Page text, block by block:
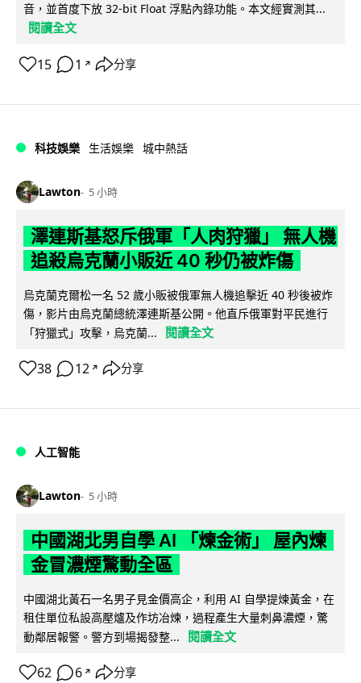
音，並首度下放 32-bit Float 浮點內錄功能。本文經實測其...
閱讀全文
15 1 ↗ 分享
科技娛樂 生活娛樂 城中熱話
Lawton 5 小時
澤連斯基怒斥俄軍「人肉狩獵」 無人機
追殺烏克蘭小販近 40 秒仍被炸傷
烏克蘭克爾松一名 52 歲小販被俄軍無人機追擊近 40 秒後被炸
傷，影片由烏克蘭總統澤連斯基公開。他直斥俄軍對平民進行
「狩獵式」攻擊，烏克蘭...
閱讀全文
38 12 ↗ 分享
人工智能
Lawton 5 小時
中國湖北男自學 AI 「煉金術」 屋內煉
金冒濃煙驚動全區
中國湖北黃石一名男子見金價高企，利用 AI 自學提煉黃金，在
租住單位私設高壓爐及作坊冶煉，過程產生大量刺鼻濃煙，驚
動鄰居報警。警方到場揭發整...
閱讀全文
62 6 ↗ 分享